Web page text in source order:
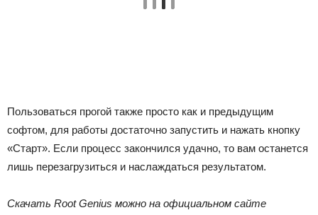
Пользоваться прогой также просто как и предыдущим
софтом, для работы достаточно запустить и нажать кнопку
«Старт». Если процесс закончился удачно, то вам останется
лишь перезагрузиться и наслаждаться результатом.
Скачать Root Genius можно на официальном сайте